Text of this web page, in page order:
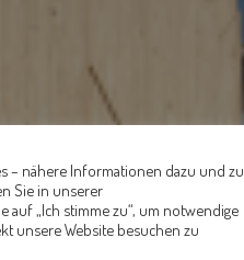
– nähere Informationen dazu und zu
Sie in unserer
auf „Ich stimme zu“, um notwendige
unsere Website besuchen zu